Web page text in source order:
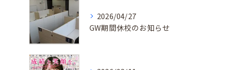
2026/04/27
GW期間休校のお知らせ